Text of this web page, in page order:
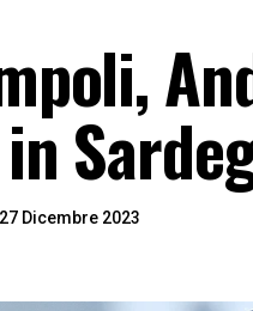
27 Dicembre 2023